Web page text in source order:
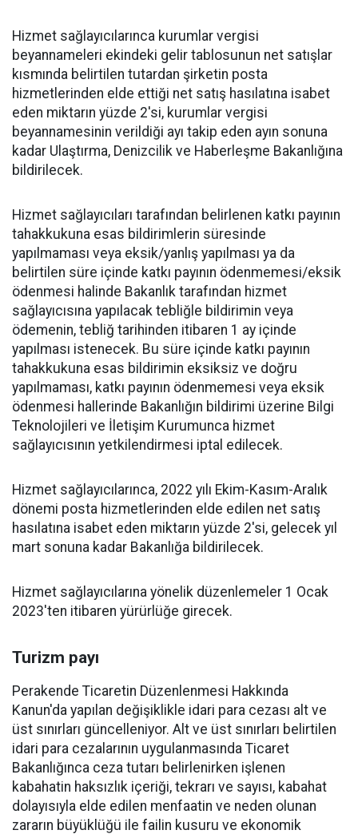
Hizmet sağlayıcılarınca kurumlar vergisi
beyannameleri ekindeki gelir tablosunun net satışlar
kısmında belirtilen tutardan şirketin posta
hizmetlerinden elde ettiği net satış hasılatına isabet
eden miktarın yüzde 2'si, kurumlar vergisi
beyannamesinin verildiği ayı takip eden ayın sonuna
kadar Ulaştırma, Denizcilik ve Haberleşme Bakanlığına
bildirilecek.
Hizmet sağlayıcıları tarafından belirlenen katkı payının
tahakkukuna esas bildirimlerin süresinde
yapılmaması veya eksik/yanlış yapılması ya da
belirtilen süre içinde katkı payının ödenmemesi/eksik
ödenmesi halinde Bakanlık tarafından hizmet
sağlayıcısına yapılacak tebliğle bildirimin veya
ödemenin, tebliğ tarihinden itibaren 1 ay içinde
yapılması istenecek. Bu süre içinde katkı payının
tahakkukuna esas bildirimin eksiksiz ve doğru
yapılmaması, katkı payının ödenmemesi veya eksik
ödenmesi hallerinde Bakanlığın bildirimi üzerine Bilgi
Teknolojileri ve İletişim Kurumunca hizmet
sağlayıcısının yetkilendirmesi iptal edilecek.
Hizmet sağlayıcılarınca, 2022 yılı Ekim-Kasım-Aralık
dönemi posta hizmetlerinden elde edilen net satış
hasılatına isabet eden miktarın yüzde 2'si, gelecek yıl
mart sonuna kadar Bakanlığa bildirilecek.
Hizmet sağlayıcılarına yönelik düzenlemeler 1 Ocak
2023'ten itibaren yürürlüğe girecek.
Turizm payı
Perakende Ticaretin Düzenlenmesi Hakkında
Kanun'da yapılan değişiklikle idari para cezası alt ve
üst sınırları güncelleniyor. Alt ve üst sınırları belirtilen
idari para cezalarının uygulanmasında Ticaret
Bakanlığınca ceza tutarı belirlenirken işlenen
kabahatin haksızlık içeriği, tekrarı ve sayısı, kabahat
dolayısıyla elde edilen menfaatin ve neden olunan
zararın büyüklüğü ile failin kusuru ve ekonomik